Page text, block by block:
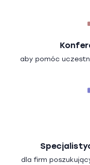
aby pomóc
dla firm